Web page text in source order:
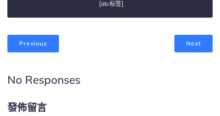
[db:标签]
Previous Next
No Responses
發佈留言